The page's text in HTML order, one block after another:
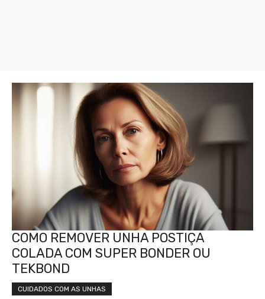
COMO REMOVER UNHA POSTIÇA
COLADA COM SUPER BONDER OU
TEKBOND
CUIDADOS COM AS UNHAS